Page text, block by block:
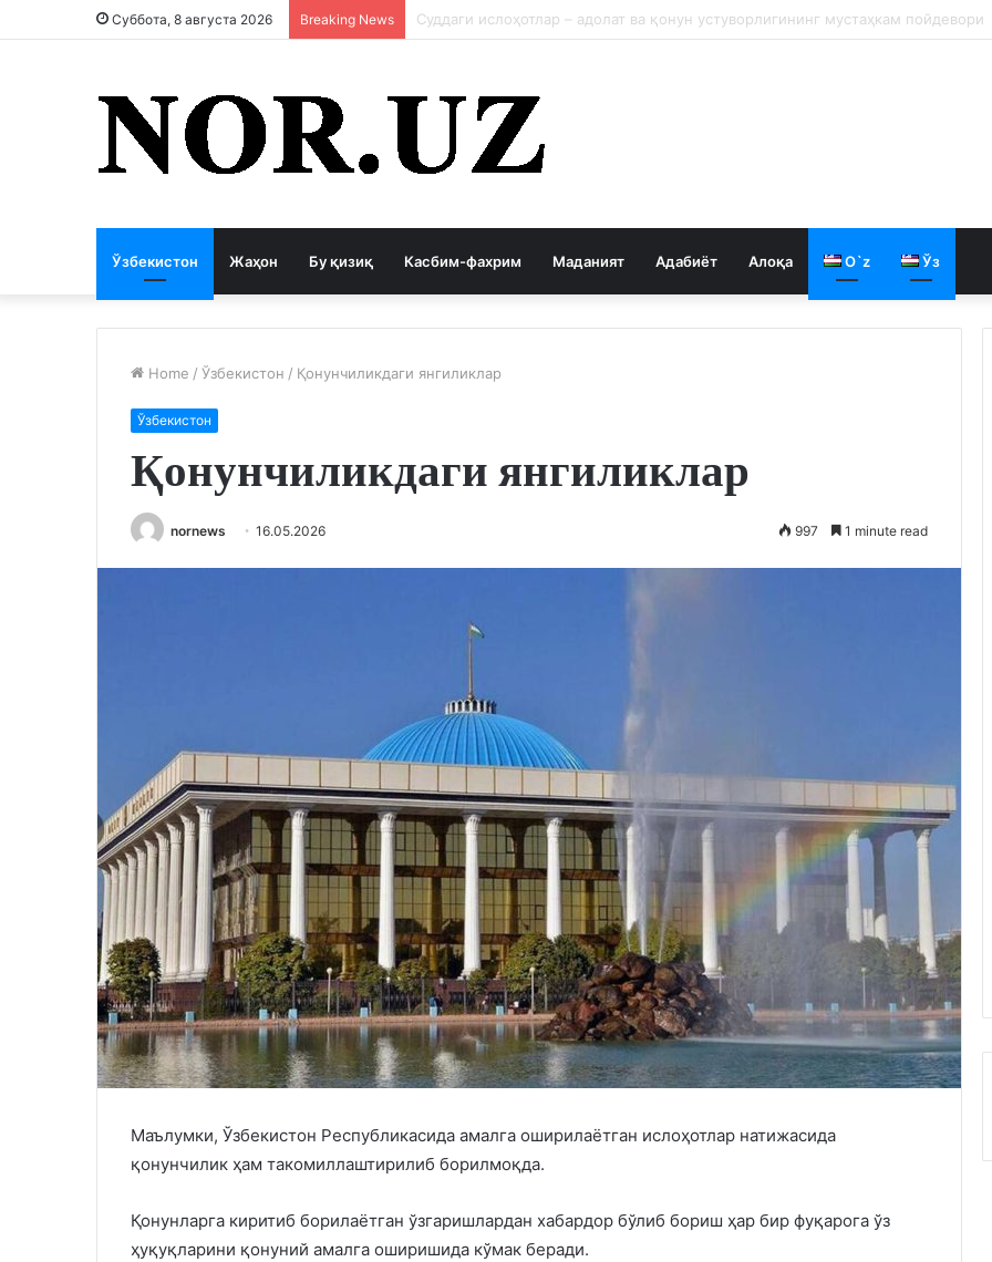
Суббота, 8 августа 2026 Breaking News Коррупция давлатни кемиради
Ўзбекистон Жаҳон Бу қизиқ Касбим-фахрим Маданият Адабиёт Алоқа O`z Ўз
Home / Ўзбекистон / Қонунчиликдаги янгиликлар
Ўзбекистон
Қонунчиликдаги янгиликлар
nornews 16.05.2026 997 1 minute read
Маълумки, Ўзбекистон Республикасида амалга оширилаётган ислоҳотлар натижасида
қонунчилик ҳам такомиллаштирилиб борилмоқда.
Қонунларга киритиб борилаётган ўзгаришлардан хабардор бўлиб бориш ҳар бир фуқарога ўз
ҳуқуқларини қонуний амалга оширишида кўмак беради.